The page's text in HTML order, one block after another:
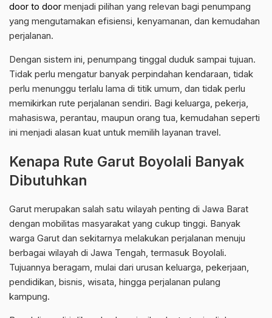
door to door menjadi pilihan yang relevan bagi penumpang
yang mengutamakan efisiensi, kenyamanan, dan kemudahan
perjalanan.
Dengan sistem ini, penumpang tinggal duduk sampai tujuan.
Tidak perlu mengatur banyak perpindahan kendaraan, tidak
perlu menunggu terlalu lama di titik umum, dan tidak perlu
memikirkan rute perjalanan sendiri. Bagi keluarga, pekerja,
mahasiswa, perantau, maupun orang tua, kemudahan seperti
ini menjadi alasan kuat untuk memilih layanan travel.
Kenapa Rute Garut Boyolali Banyak
Dibutuhkan
Garut merupakan salah satu wilayah penting di Jawa Barat
dengan mobilitas masyarakat yang cukup tinggi. Banyak
warga Garut dan sekitarnya melakukan perjalanan menuju
berbagai wilayah di Jawa Tengah, termasuk Boyolali.
Tujuannya beragam, mulai dari urusan keluarga, pekerjaan,
pendidikan, bisnis, wisata, hingga perjalanan pulang
kampung.